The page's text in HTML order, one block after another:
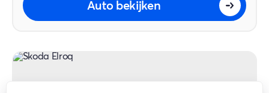
Auto bekijken